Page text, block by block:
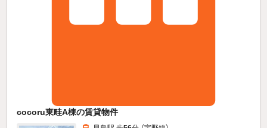
cocoru東畦A棟の賃貸物件